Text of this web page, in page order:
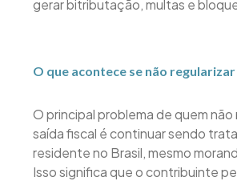
gerar bitributação, multas e
O que acontece se não
O principal problema de quem não
saída fiscal é continuar sendo
residente no Brasil, mesmo
Isso significa que o contribuinte